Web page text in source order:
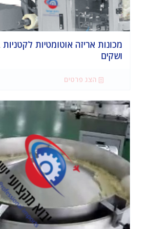
מכונות אריזה אוטומטיות
ושקים
הצג פרטים